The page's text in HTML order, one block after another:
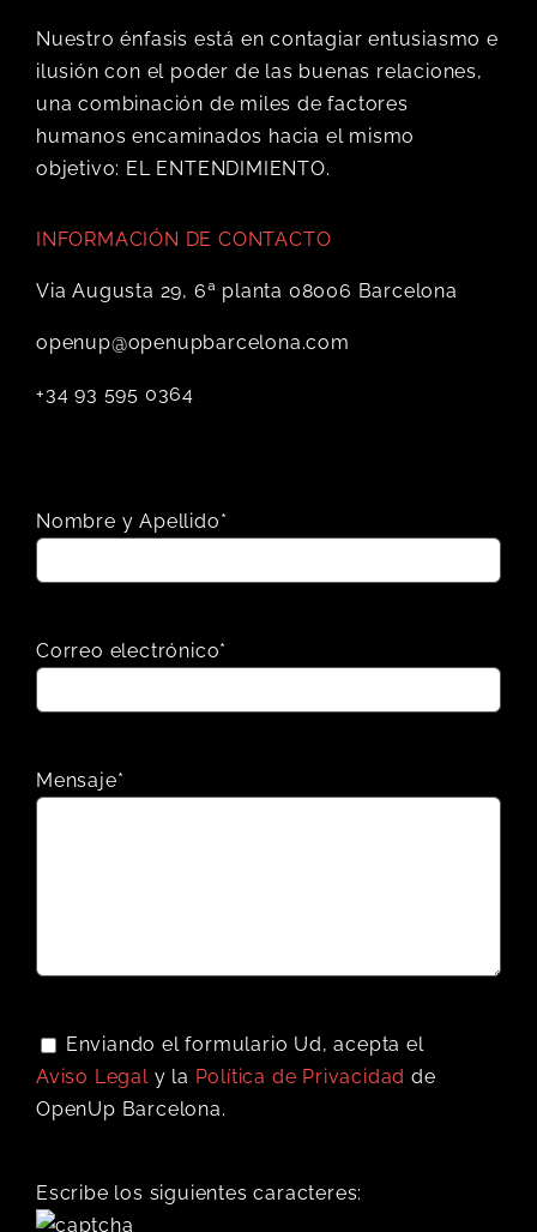
Nuestro énfasis está en contagiar entusiasmo e
ilusión con el poder de las buenas relaciones,
una combinación de miles de factores
humanos encaminados hacia el mismo
objetivo: EL ENTENDIMIENTO.
INFORMACIÓN DE CONTACTO
Via Augusta 29, 6ª planta 08006 Barcelona
openup@openupbarcelona.com
+34 93 595 0364
Nombre y Apellido*
Correo electrónico*
Mensaje*
Enviando el formulario Ud, acepta el
Aviso Legal y la Política de Privacidad de
OpenUp Barcelona.
Escribe los siguientes caracteres: